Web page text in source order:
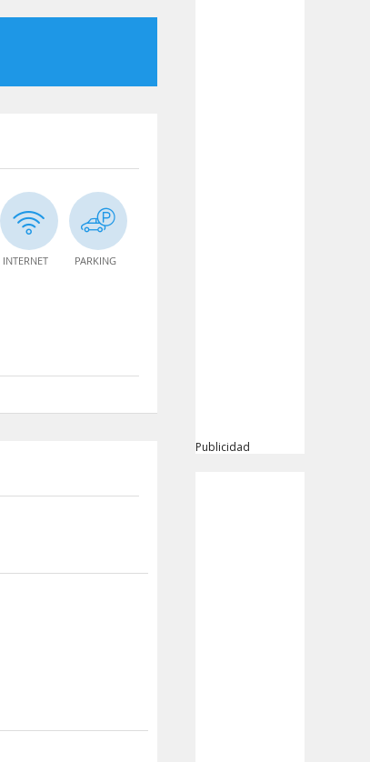
INTERNET PARKING
Publicidad